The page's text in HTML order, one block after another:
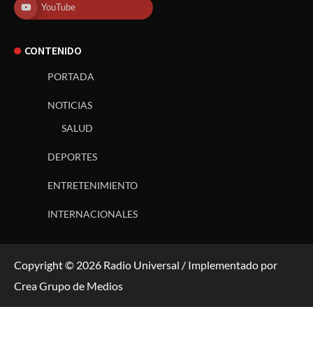
YouTube
CONTENIDO
PORTADA
NOTICIAS
SALUD
DEPORTES
ENTRETENIMIENTO
INTERNACIONALES
Copyright © 2026 Radio Universal / Implementado por
Crea Grupo de Medios